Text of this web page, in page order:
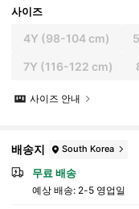
사이즈
4Y (98-104 cm)
7Y (116-122 cm)
사이즈 안내
배송지 South Korea
무료 배송
예상 배송: 2-5 영업일